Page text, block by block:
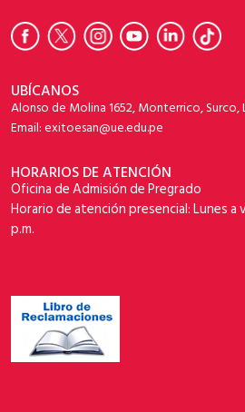
UBÍCANOS
Alonso de Molina 1652, Monterrico, Surco,
Email: exitoesan@ue.edu.pe
HORARIOS DE ATENCIÓN
Oficina de Admisión de Pregrado
Horario de atención presencial: Lunes a
p.m.